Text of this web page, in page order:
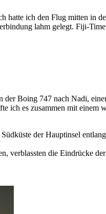
hatte ich den Flug mitten in
lahm gelegt. Fiji-
Boing 747 nach Nadi,
ich es zusammen mit
der Hauptinsel
verblassten die Eindrücke